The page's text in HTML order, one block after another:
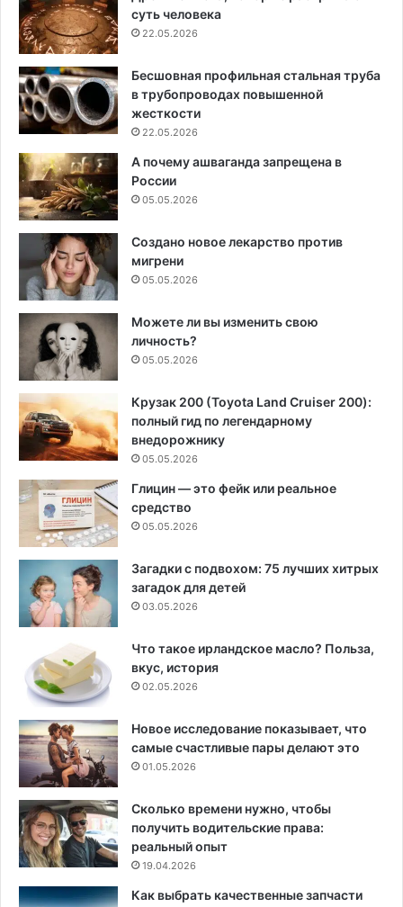
суть человека
22.05.2026
Бесшовная профильная стальная труба
в трубопроводах повышенной
жесткости
22.05.2026
А почему ашваганда запрещена в
России
05.05.2026
Создано новое лекарство против
мигрени
05.05.2026
Можете ли вы изменить свою
личность?
05.05.2026
Крузак 200 (Toyota Land Cruiser 200):
полный гид по легендарному
внедорожнику
05.05.2026
Глицин — это фейк или реальное
средство
05.05.2026
Загадки с подвохом: 75 лучших хитрых
загадок для детей
03.05.2026
Что такое ирландское масло? Польза,
вкус, история
02.05.2026
Новое исследование показывает, что
самые счастливые пары делают это
01.05.2026
Сколько времени нужно, чтобы
получить водительские права:
реальный опыт
19.04.2026
Как выбрать качественные запчасти